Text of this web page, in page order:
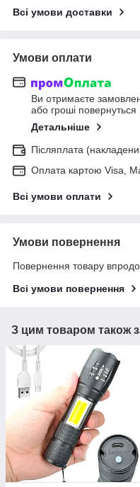
Всі умови доставки
Умови оплати
Ви отримаєте
або гроші
Детальніше
Післяплата
Оплата картою Visa,
Всі умови оплати
Умови повернення
Повернення товару
Всі умови повернення
З цим товаром також